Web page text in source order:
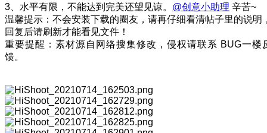
3、水平有限，不能达到完美还望见谅。 @创意小助理 辛苦~
温馨提示：不会安装下载的圈友，请再仔细看清帖子里的说明
回复后请刷新才能看见文件！
重要提醒：素材源自网络搜集修改，侵权请联系 BUG一楼
馈。